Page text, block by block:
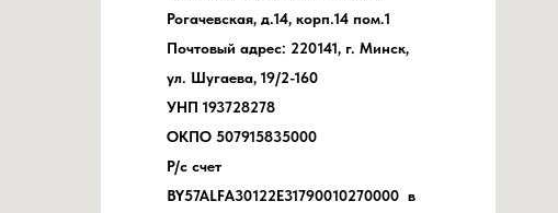
Рогачевская, д.14, корп.14 пом.1
Почтовый адрес: 220141, г. Минск,
ул. Шугаева, 19/2-160
УНП 193728278
ОКПО 507915835000
Р/с счет
BY57ALFA30122E31790010270000 в